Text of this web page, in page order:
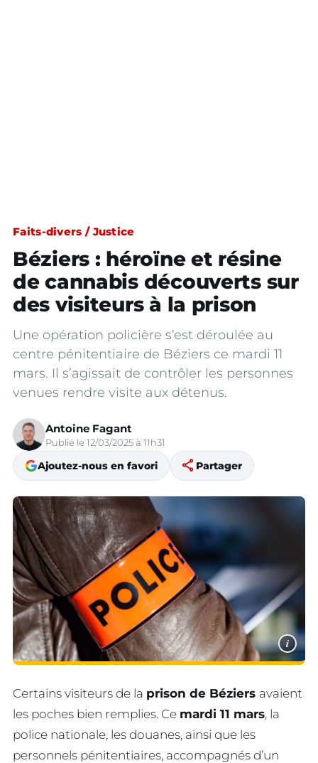
Faits-divers / Justice
Béziers : héroïne et résine
de cannabis découverts sur
des visiteurs à la prison
Une opération policière s’est déroulée au
centre pénitentiaire de Béziers ce mardi 11
mars. Il s’agissait de contrôler les personnes
venues rendre visite aux détenus.
Antoine Fagant
Publié le 12/03/2025 à 11h31
Ajoutez-nous en favori share Partager
i
Certains visiteurs de la prison de Béziers avaient
les poches bien remplies. Ce mardi 11 mars, la
police nationale, les douanes, ainsi que les
personnels pénitentiaires, accompagnés d’un